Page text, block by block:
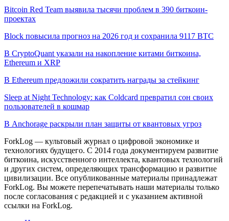
Bitcoin Red Team выявила тысячи проблем в 390 биткоин-
проектах
Block повысила прогноз на 2026 год и сохранила 9117 BTC
В CryptoQuant указали на накопление китами биткоина,
Ethereum и XRP
В Ethereum предложили сократить награды за стейкинг
Sleep at Night Technology: как Coldcard превратил сон своих
пользователей в кошмар
В Anchorage раскрыли план защиты от квантовых угроз
ForkLog — культовый журнал о цифровой экономике и
технологиях будущего. С 2014 года документируем развитие
биткоина, искусственного интеллекта, квантовых технологий
и других систем, определяющих трансформацию и развитие
цивилизации. Все опубликованные материалы принадлежат
ForkLog. Вы можете перепечатывать наши материалы только
после согласования с редакцией и с указанием активной
ссылки на ForkLog.